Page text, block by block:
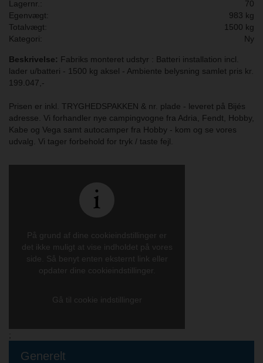
Lagernr.:
70
Egenvægt:
983 kg
Totalvægt:
1500 kg
Kategori:
Ny
Beskrivelse: Fabriks monteret udstyr : Batteri installation incl.
lader u/batteri - 1500 kg aksel - Ambiente belysning samlet pris kr.
199.047,-
Prisen er inkl. TRYGHEDSPAKKEN & nr. plade - leveret på Bijés
adresse. Vi forhandler nye campingvogne fra Adria, Fendt, Hobby,
Kabe og Vega samt autocamper fra Hobby - kom og se vores
udvalg. Vi tager forbehold for tryk / taste fejl.
På grund af dine cookieindstillinger er
det ikke muligt at vise indholdet på vores
side. Så benyt enten eksternt link eller
opdater dine cookieindstillinger.
Gå til cookie indstillinger
;
Generelt